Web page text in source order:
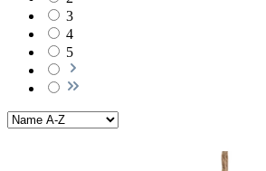
3
4
5